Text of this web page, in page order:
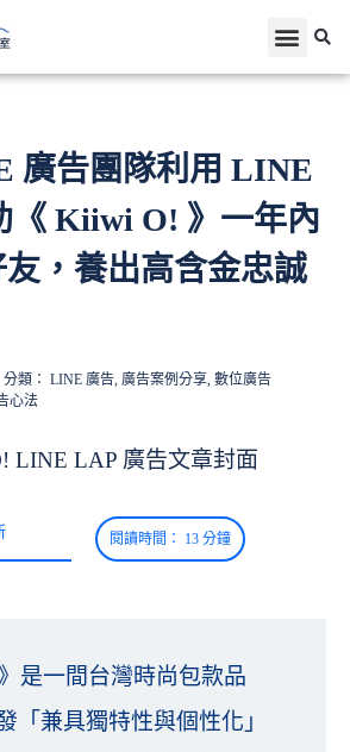
廣告團隊利用 LINE
《 Kiiwi O! 》一年內
，養出高含金忠誠
分類： LINE 廣告, 廣告案例分享, 數位廣告
心法
》是一間台灣時尚包款品
「兼具獨特性與個性化」